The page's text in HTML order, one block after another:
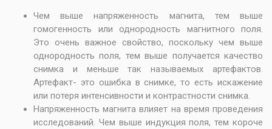
Чем выше напряженность магнита, тем выше
гомогенность или однородность магнитного поля.
Это очень важное свойство, поскольку чем выше
однородность поля, тем выше получается качество
снимка и меньше так называемых артефактов.
Артефакт- это ошибка в снимке, то есть искажение
или потеря интенсивности и контрастности снимка.
Напряженность магнита влияет на время проведения
исследований. Чем выше индукция поля, тем короче